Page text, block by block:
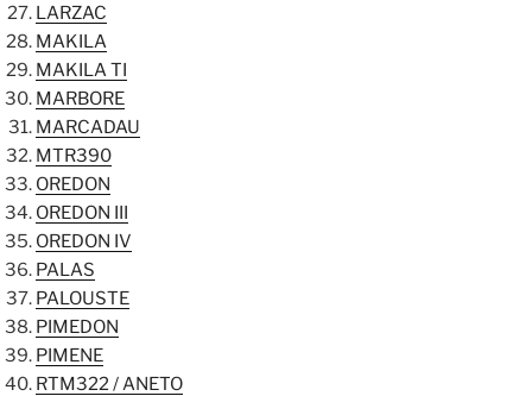
LARZAC
MAKILA
MAKILA TI
MARBORE
MARCADAU
MTR390
OREDON
OREDON III
OREDON IV
PALAS
PALOUSTE
PIMEDON
PIMENE
RTM322 / ANETO